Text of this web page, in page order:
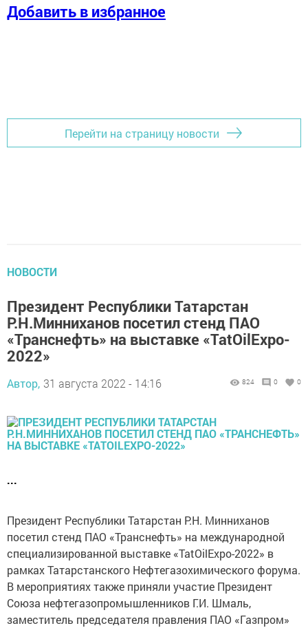
Добавить в избранное
Перейти на страницу новости
НОВОСТИ
Президент Республики Татарстан
Р.Н.Минниханов посетил стенд ПАО
«Транснефть» на выставке «TatOilExpo-
2022»
Автор, 31 августа 2022 - 14:16 824 0 0
...
Президент Республики Татарстан Р.Н. Минниханов
посетил стенд ПАО «Транснефть» на международной
специализированной выставке «TatOilExpo-2022» в
рамках Татарстанского Нефтегазохимического форума.
В мероприятиях также приняли участие Президент
Союза нефтегазопромышленников Г.И. Шмаль,
заместитель председателя правления ПАО «Газпром»